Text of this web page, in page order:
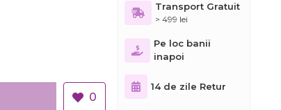
0
Transport Gratuit
> 499 lei
Pe loc banii
inapoi
14 de zile Retur